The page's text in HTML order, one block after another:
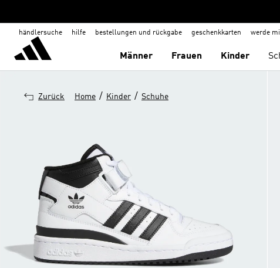
händlersuche hilfe bestellungen und rückgabe geschenkkarten werde
Männer Frauen Kinder
Zurück Home / Kinder / Schuhe